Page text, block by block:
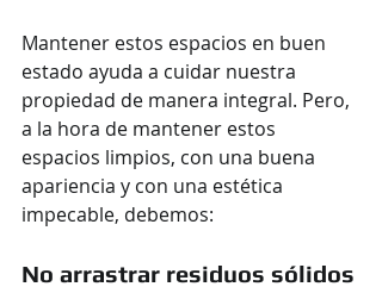
Mantener estos espacios en buen
estado ayuda a cuidar nuestra
propiedad de manera integral. Pero,
a la hora de mantener estos
espacios limpios, con una buena
apariencia y con una estética
impecable, debemos:
No arrastrar residuos sólidos